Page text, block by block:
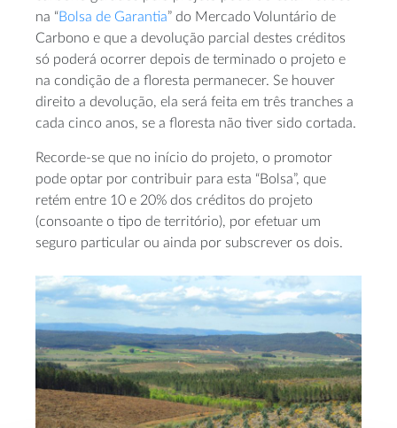
na “Bolsa de Garantia” do Mercado Voluntário de
Carbono e que a devolução parcial destes créditos
só poderá ocorrer depois de terminado o projeto e
na condição de a floresta permanecer. Se houver
direito a devolução, ela será feita em três tranches a
cada cinco anos, se a floresta não tiver sido cortada.
Recorde-se que no início do projeto, o promotor
pode optar por contribuir para esta “Bolsa”, que
retém entre 10 e 20% dos créditos do projeto
(consoante o tipo de território), por efetuar um
seguro particular ou ainda por subscrever os dois.